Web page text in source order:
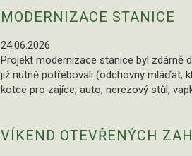
MODERNIZACE STANICE
24.06.2026
Projekt modernizace stanice byl zdárně
již nutně potřebovali (odchovny mláďat,
kotce pro zajíce, auto, nerezový stůl,
VÍKEND OTEVŘENÝCH